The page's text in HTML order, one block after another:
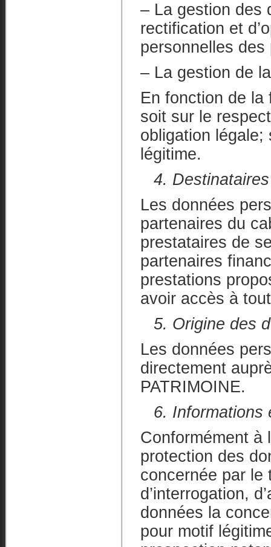
– La gestion des
rectification et
personnelles
– La gestion de
En fonction de la
soit sur le
obligation légale;
légitime.
4.
Les données
partenaires du
prestataires de
partenaires
prestations
avoir accès à
5. Origine des
Les données
directement
PATRIMOINE.
6. Informations
Conformément à
protection des
concernée par le
d’interrogation,
données la
pour motif